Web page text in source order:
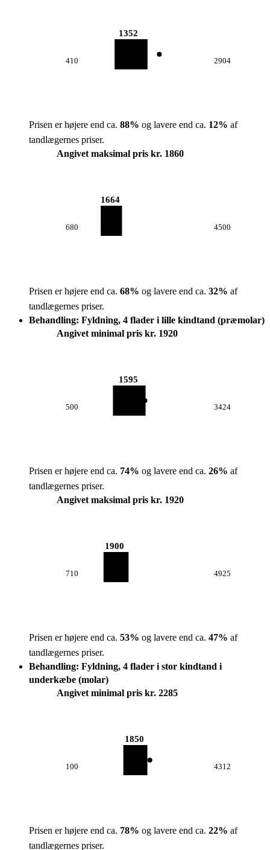
410
1352
2904
Prisen er højere end ca. 88% og lavere end ca. 12% af
tandlægernes priser.
Angivet maksimal pris kr. 1860
680
1664
4500
Prisen er højere end ca. 68% og lavere end ca. 32% af
tandlægernes priser.
Behandling: Fyldning, 4 flader i lille kindtand (præmolar)
Angivet minimal pris kr. 1920
500
1595
3424
Prisen er højere end ca. 74% og lavere end ca. 26% af
tandlægernes priser.
Angivet maksimal pris kr. 1920
710
1900
4925
Prisen er højere end ca. 53% og lavere end ca. 47% af
tandlægernes priser.
Behandling: Fyldning, 4 flader i stor kindtand i
underkæbe (molar)
Angivet minimal pris kr. 2285
100
1850
4312
Prisen er højere end ca. 78% og lavere end ca. 22% af
tandlægernes priser.